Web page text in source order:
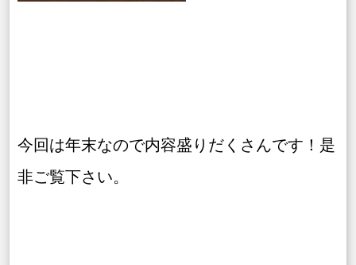
今回は年末なので内容盛りだくさんです！是
非ご覧下さい。